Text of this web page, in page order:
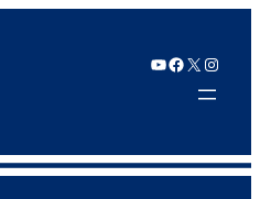
YouTube Facebook X Instagram